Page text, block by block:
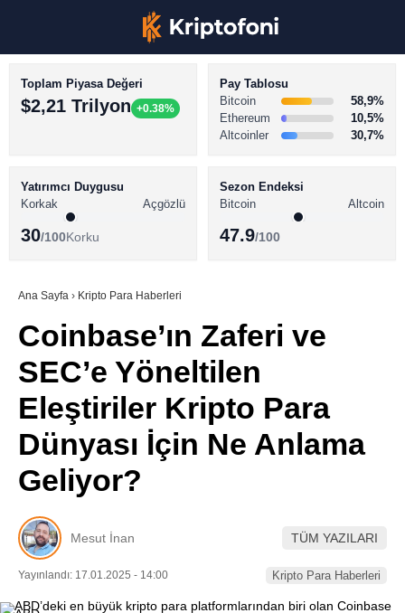
Youtube
Telegram
BİTCOİN HABERLERİ
ALTCOİN HABERLERİ
SÖZLÜK
Toplam Piyasa Değeri
$2,21 Trilyon +0.38%
Pay Tablosu
Bitcoin
58,9%
Ethereum
10,5%
Altcoinler
30,7%
Yatırımcı Duygusu
Korkak
Açgözlü
30/100Korku
Sezon Endeksi
Bitcoin
Altcoin
47.9/100
Ana Sayfa › Kripto Para Haberleri
Coinbase’ın Zaferi ve
SEC’e Yöneltilen
Eleştiriler Kripto Para
Dünyası İçin Ne Anlama
Geliyor?
Mesut İnan TÜM YAZILARI
Yayınlandı: 17.01.2025 - 14:00 Kripto Para Haberleri